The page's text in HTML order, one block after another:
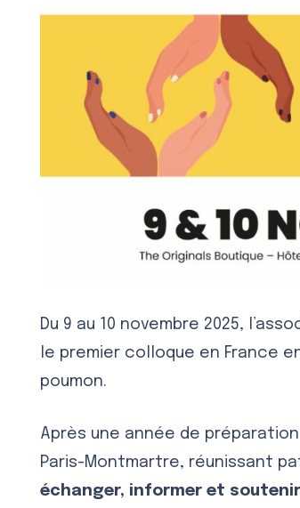
Du 9 au 10 novembre 2025,
le premier colloque en France
poumon.
Après une année de
Paris-Montmartre, réunissant
échanger, informer et soutenir